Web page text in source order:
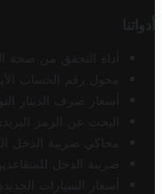
أدواتنا
أداة التحقق من صحة
محول رقم الحساب
أسعار صرف الدينار
البحث عن الرمز
محاكي ضريبة الدخل
ضريبة الدخل
أسعار السيارات